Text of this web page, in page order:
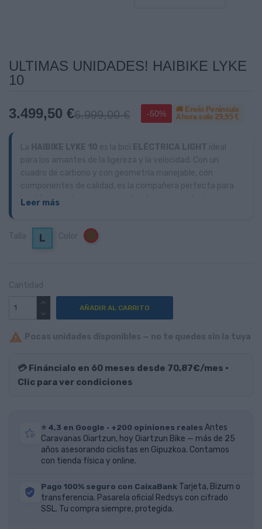
ULTIMAS UNIDADES! HAIBIKE LYKE
10
3.499,50 €6.999,00 € -50%
🚚 Envío Península
Ahora solo 29,95 €
los riders que busquen ese extra de apoyo y, al mismo
Leer más
L Marrón
AÑADIR AL CARRITO

💳 Fináncialo en 60 meses desde 70,87€/mes ·
Clic para ver condiciones
⭐ 4,3 en Google · +200 opiniones reales Antes
Caravanas Oiartzun, hoy Oiartzun Bike — más de 25
años asesorando ciclistas en Gipuzkoa. Contamos
con tienda física y online.
Pago 100% seguro con CaixaBank Tarjeta, Bizum o
transferencia. Pasarela oficial Redsys con cifrado
SSL. Tu compra siempre, protegida.